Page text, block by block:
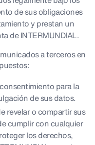
de sus obligaciones
y prestan un
de INTERMUNDIAL.
a terceros en
para la
de sus datos.
revelar o compartir sus
cumplir con cualquier
los derechos,